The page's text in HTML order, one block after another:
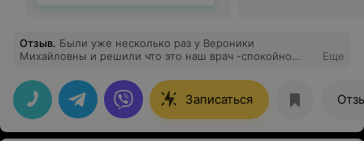
Отзыв. Были уже несколько раз у Вероники
Михайловны и решили что это наш врач -спокойно
главное не перебивает и ты рассказываешь скорее что
бы ни чего не забыть а Вероника Михайловна
спокойно ждёт ))) Лечение назначает не сразу а
только после многих анализов и это самое главное.
Мы выбираем Вторнику Михайловну. И да нам
Еще
Записаться